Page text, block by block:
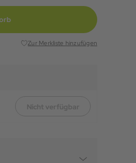
Zur Merkliste hinzufügen